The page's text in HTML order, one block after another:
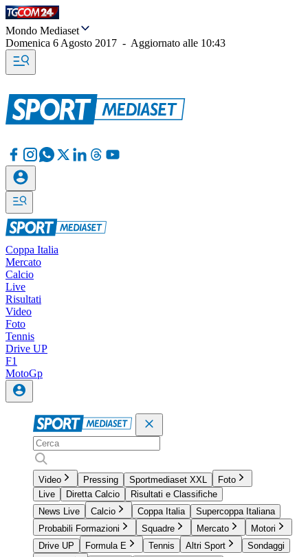
Mondo Mediaset
Domenica 6 Agosto 2017 - Aggiornato alle 10:43
Coppa Italia
Mercato
Calcio
Live
Risultati
Video
Foto
Tennis
Drive UP
F1
MotoGp
Video Pressing Sportmediaset XXL
Foto
Live
Diretta Calcio
Risultati e Classifiche
News Live
Calcio Coppa Italia
Supercoppa Italiana
Probabili Formazioni
Squadre Mercato
Motori
Drive UP
Formula E Tennis Altri Sport
Sondaggi